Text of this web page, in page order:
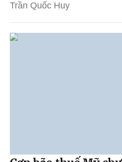
Trần Quốc Huy